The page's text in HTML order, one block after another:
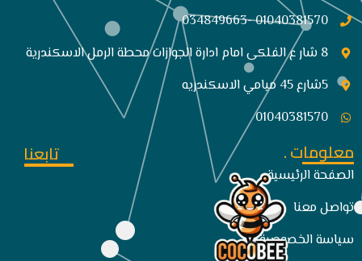
01040381570 -034849663
8 شار ع الفلكى امام ادارة الجوازات محطة الرمل الاسكندرية
5شارع 45 ميامي الاسكندريه
01040381570
معلومات .
الصفحة الرئيسية
تواصل معنا
سياسة الخصوصية
تابعنا